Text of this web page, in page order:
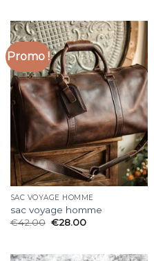
Promo !
SAC VOYAGE HOMME
sac voyage homme
€42.00 €28.00